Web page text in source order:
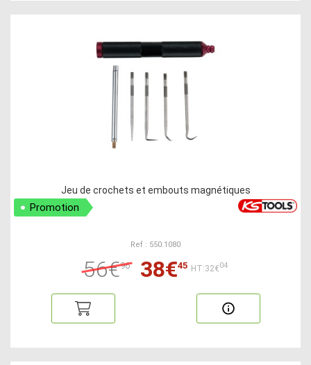
Jeu de crochets et embouts magnétiques
Promotion
Ref : 550.1080
56€96 38€45 HT:32€04